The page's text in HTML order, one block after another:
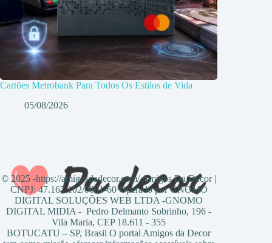
Cartões Metrobank Para Todos Os Estilos de Vida
05/08/2026
© 2025 -https://amigosdadecor.com/ Amigos Da Decor |
CNPJ: 47.167.102/0001-60 Operado por GNOMO
DIGITAL SOLUÇÕES WEB LTDA -GNOMO
DIGITAL MIDIA - Pedro Delmanto Sobrinho, 196 -
Vila Maria, CEP 18.611 - 355
BOTUCATU – SP, Brasil O portal Amigos da Decor